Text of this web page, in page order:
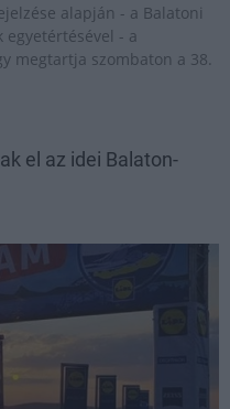
alapján - a Balatoni
- a
megtartja szombaton a 38.
el az idei Balaton-